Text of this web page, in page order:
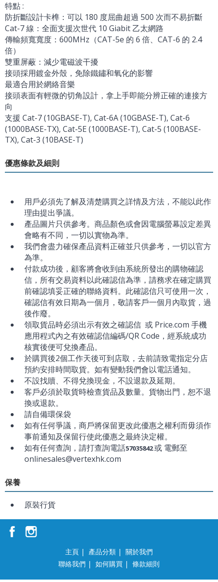
特點 :
防折斷設計卡榫：可以 180 度屈曲超過 500 次而不易折斷
Cat-7 線：全面支援次世代 10 Giabit 乙太網路
傳輸頻寬寬度：600MHz（CAT-5e 的 6 倍、CAT-6 的 2.4
倍）
雙重屏蔽：減少電磁波干擾
接頭採用鍍金外殼，免除鐵鏽和氧化的影響
最適合用於網絡音樂
接頭表面有輕微的切角設計，拿上手即能分辨正確的連接方
向
支援 Cat-7 (10GBASE-T), Cat-6A (10GBASE-T), Cat-6
(1000BASE-TX), Cat-5E (1000BASE-T), Cat-5 (100BASE-
TX), Cat-3 (10BASE-T)
優惠條款及細則
用戶必須先了解及清楚購買之詳情及方法，不能以此作
理由提出爭議。
產品圖片只供參考。商品顏色或會因電腦螢幕設定差異
會略有不同，一切以實物為準。
我們會盡力確保產品資料正確並只供參考，一切以官方
為準。
付款成功後，顧客將會收到由系統所發出的購物確認
信，所有交易資料以此確認信為準，請務求在確定購買
前確認填妥正確的聯絡資料。此確認信只可使用一次，
確認信有效日期為一個月，敬請客戶一個月內取貨，過
後作廢。
領取貨品時必須出示有效之確認信 或 Price.com 手機
應用程式內之有效確認信編碼/QR Code，經系統成功
核實後便可兌換產品。
於購買後2個工作天後可到店取，去前請致電指定分店
預約安排時間取貨。如有變動我們會以電話通知。
不設找贖、不得兌換現金，不設退款及延期。
客戶必須於取貨時檢查貨品及數量。貨物出門，恕不退
換或退款。
請自備環保袋
如有任何爭議，商戶將保留更改此優惠之權利而毋須作
事前通知及保留行使此優惠之最終決定權。
如有任何查詢，請打查詢電話57035842或 電郵至
onlinesales@vertexhk.com
保養
原裝行貨
主頁 | 產品分類 | 關於我們
聯絡我們 | 如何購買 | 條款細則